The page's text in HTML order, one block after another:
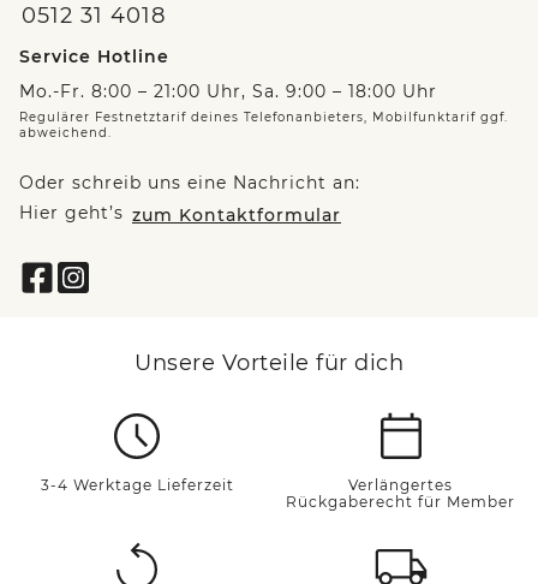
0512 31 4018
Service Hotline
Mo.-Fr. 8:00 – 21:00 Uhr, Sa. 9:00 – 18:00 Uhr
Regulärer Festnetztarif deines Telefonanbieters, Mobilfunktarif ggf.
abweichend.
Oder schreib uns eine Nachricht an:
Hier geht’s zum Kontaktformular
Unsere Vorteile für dich
3-4 Werktage Lieferzeit
Verlängertes
Rückgaberecht für Member